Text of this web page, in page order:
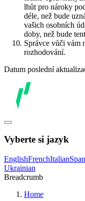
lhůt pro nároky
déle, než bude
vašich osobních
doby, než bude
Správce vůči vám
rozhodování.
Datum poslední
Vyberte si jazyk
EnglishFrenchItalian
Ukrainian
Breadcrumb
Home